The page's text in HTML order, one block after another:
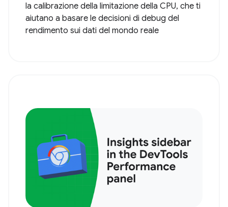
la calibrazione della limitazione della CPU, che ti
aiutano a basare le decisioni di debug del
rendimento sui dati del mondo reale